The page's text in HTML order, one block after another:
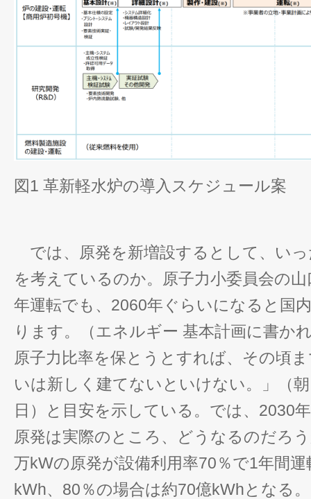
図1 革新軽水炉の導入スケジュール案
では、原発を新増設するとして、い
を考えているのか。原子力小委員会の
年運転でも、2060年ぐらいになると国
ります。（エネルギー 基本計画に書か
原子力比率を保とうとすれば、その頃
いは新しく建てないといけない。」（
日）と目安を示している。では、2030
原発は実際のところ、どうなるのだろ
万kWの原発が設備利用率70％で1年間
kWh、80％の場合は約70億kWhとなる